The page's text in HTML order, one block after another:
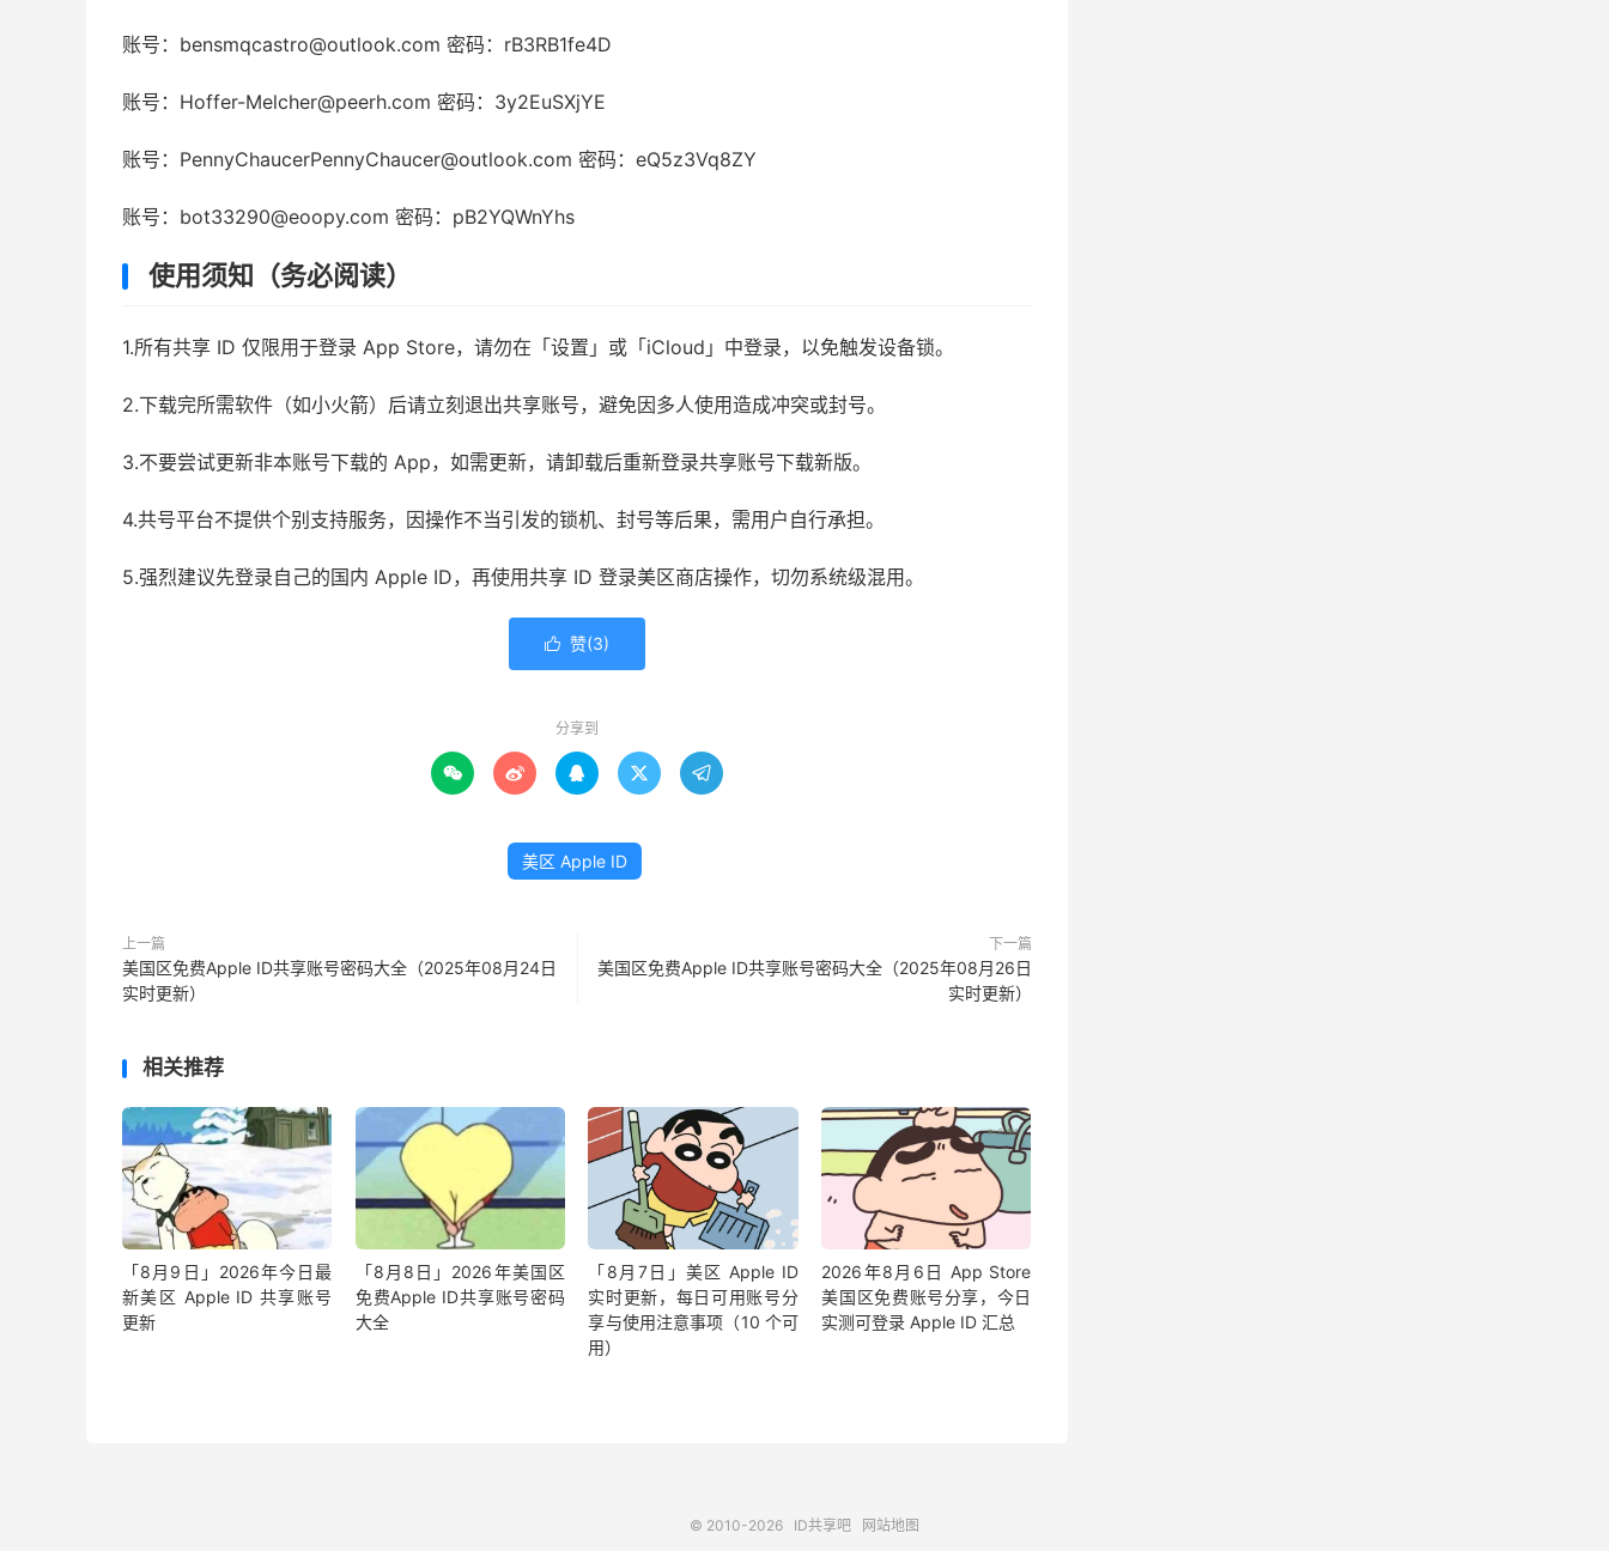
账号： bensmqcastro@outlook.com 密码：rB3RB1fe4D
账号： Hoffer-Melcher@peerh.com 密码：3y2EuSXjYE
账号： PennyChaucerPennyChaucer@outlook.com 密码：eQ5z3Vq8ZY
账号： bot33290@eoopy.com 密码：pB2YQWnYhs
使用须知（务必阅读）
1.所有共享 ID 仅限用于登录 App Store，请勿在「设置」或「iCloud」中登录，以免触发设备锁。
2.下载完所需软件（如小火箭）后请立刻退出共享账号，避免因多人使用造成冲突或封号。
3.不要尝试更新非本账号下载的 App，如需更新，请卸载后重新登录共享账号下载新版。
4.共号平台不提供个别支持服务，因操作不当引发的锁机、封号等后果，需用户自行承担。
5.强烈建议先登录自己的国内 Apple ID，再使用共享 ID 登录美区商店操作，切勿系统级混用。
 赞(3)
分享到
    
美区 Apple ID
上一篇
美国区免费Apple ID共享账号密码大全（2025年08月24日
实时更新）
下一篇
美国区免费Apple ID共享账号密码大全（2025年08月26日
实时更新）
相关推荐
「8月9日」2026年今日最
新美区 Apple ID 共享账号
更新
「8月8日」2026年美国区
免费Apple ID共享账号密码
大全
「8月7日」美区 Apple ID
实时更新，每日可用账号分
享与使用注意事项（10 个可
用）
2026年8月6日 App Store
美国区免费账号分享，今日
实测可登录 Apple ID 汇总
© 2010-2026 ID共享吧 网站地图